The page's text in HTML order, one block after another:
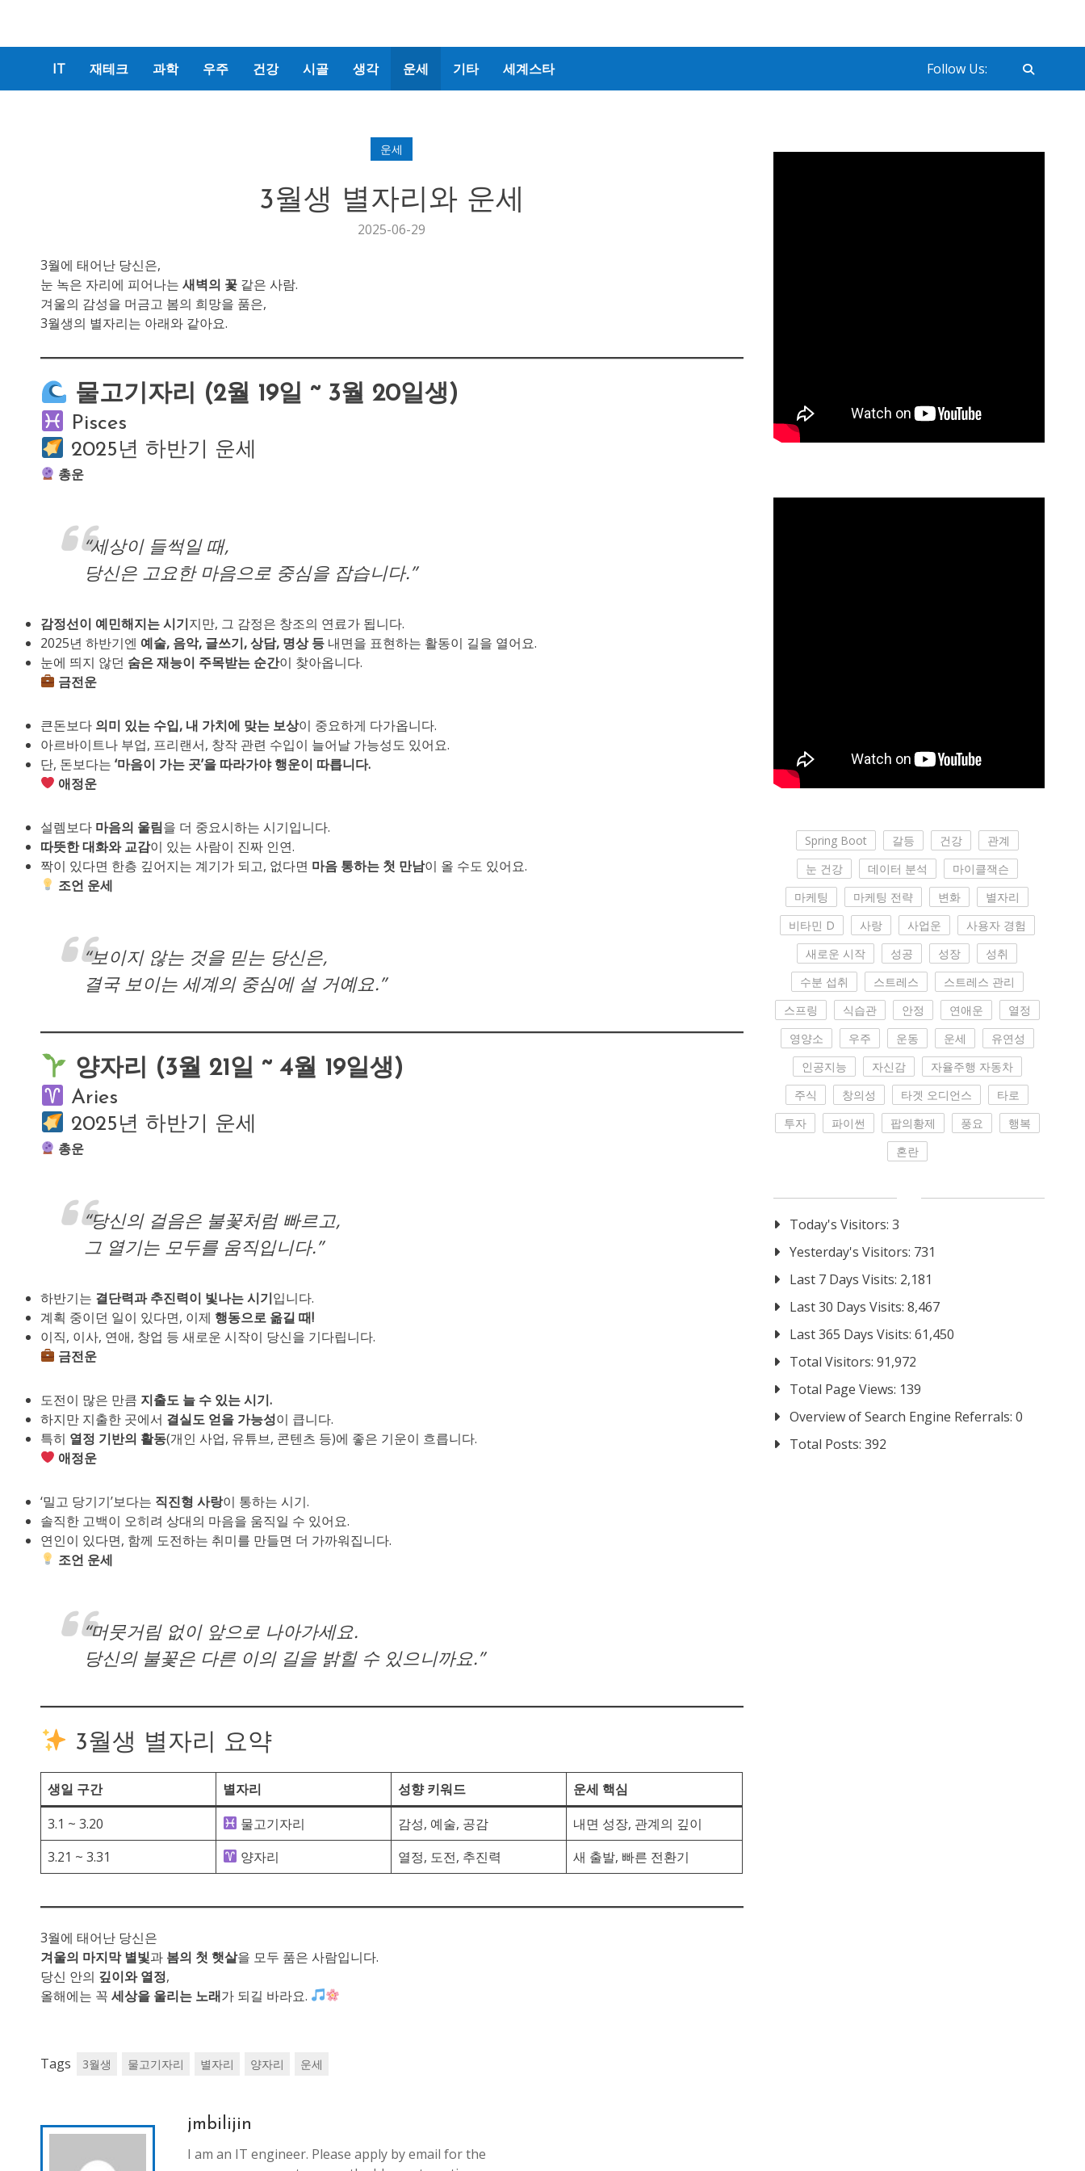
IT 재테크 과학 우주 건강 시골 생각 운세 기타 세계스타 Follow Us:
운세
3월생 별자리와 운세
2025-06-29
3월에 태어난 당신은,
눈 녹은 자리에 피어나는 새벽의 꽃 같은 사람.
겨울의 감성을 머금고 봄의 희망을 품은,
3월생의 별자리는 아래와 같아요.
물고기자리 (2월 19일 ~ 3월 20일생)
Pisces
2025년 하반기 운세
총운
“세상이 들썩일 때,
당신은 고요한 마음으로 중심을 잡습니다.”
감정선이 예민해지는 시기지만, 그 감정은 창조의 연료가 됩니다.
2025년 하반기엔 예술, 음악, 글쓰기, 상담, 명상 등 내면을 표현하는 활동이 길을 열어요.
눈에 띄지 않던 숨은 재능이 주목받는 순간이 찾아옵니다.
금전운
큰돈보다 의미 있는 수입, 내 가치에 맞는 보상이 중요하게 다가옵니다.
아르바이트나 부업, 프리랜서, 창작 관련 수입이 늘어날 가능성도 있어요.
단, 돈보다는 ‘마음이 가는 곳’을 따라가야 행운이 따릅니다.
애정운
설렘보다 마음의 울림을 더 중요시하는 시기입니다.
따뜻한 대화와 교감이 있는 사람이 진짜 인연.
짝이 있다면 한층 깊어지는 계기가 되고, 없다면 마음 통하는 첫 만남이 올 수도 있어요.
조언 운세
“보이지 않는 것을 믿는 당신은,
결국 보이는 세계의 중심에 설 거예요.”
양자리 (3월 21일 ~ 4월 19일생)
Aries
2025년 하반기 운세
총운
“당신의 걸음은 불꽃처럼 빠르고,
그 열기는 모두를 움직입니다.”
하반기는 결단력과 추진력이 빛나는 시기입니다.
계획 중이던 일이 있다면, 이제 행동으로 옮길 때!
이직, 이사, 연애, 창업 등 새로운 시작이 당신을 기다립니다.
금전운
도전이 많은 만큼 지출도 늘 수 있는 시기.
하지만 지출한 곳에서 결실도 얻을 가능성이 큽니다.
특히 열정 기반의 활동(개인 사업, 유튜브, 콘텐츠 등)에 좋은 기운이 흐릅니다.
애정운
‘밀고 당기기’보다는 직진형 사랑이 통하는 시기.
솔직한 고백이 오히려 상대의 마음을 움직일 수 있어요.
연인이 있다면, 함께 도전하는 취미를 만들면 더 가까워집니다.
조언 운세
“머뭇거림 없이 앞으로 나아가세요.
당신의 불꽃은 다른 이의 길을 밝힐 수 있으니까요.”
3월생 별자리 요약
생일 구간 별자리 성향 키워드
운세 핵심
3.1 ~ 3.20
물고기자리 감성, 예술, 공감
내면 성장, 관계의 깊이
3.21 ~ 3.31
양자리 열정, 도전, 추진력 새 출발, 빠른 전환기
3월에 태어난 당신은
겨울의 마지막 별빛과 봄의 첫 햇살을 모두 품은 사람입니다.
당신 안의 깊이와 열정,
올해에는 꼭 세상을 울리는 노래가 되길 바라요.
Tags 3월생 물고기자리 별자리 양자리 운세
jmbilijin
I am an IT engineer. Please apply by email for the
Spring Boot 갈등 건강
관계
눈 건강
데이터 분석
마이클잭슨
마케팅
마케팅 전략 변화
별자리
비타민 D
사랑 사업운
사용자 경험
새로운 시작
성공 성장
성취
수분 섭취
스트레스
스트레스 관리
스프링
식습관 안정 연애운
열정
영양소
우주 운동 운세
유연성
인공지능
자신감
자율주행 자동차
주식
창의성 타겟 오디언스
타로
투자
파이썬 팝의황제 풍요
행복
혼란
Today's Visitors:3
Yesterday's Visitors: 731
Last 7 Days Visits: 2,181
Last 30 Days Visits:8,467
Last 365 Days Visits:61,450
Total Visitors:91,972
Total Page Views: 139
Overview of Search Engine Referrals:0
Total Posts:392